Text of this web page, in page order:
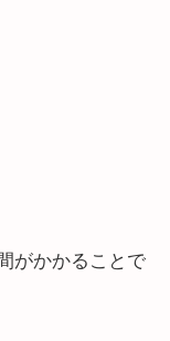
がかかることで